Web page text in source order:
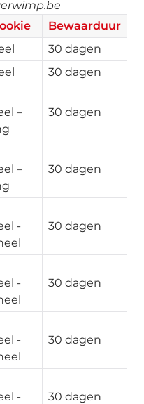
Bewaarduur
30 dagen
30 dagen
–
30 dagen
–
30 dagen
-
30 dagen
-
30 dagen
-
30 dagen
-
30 dagen